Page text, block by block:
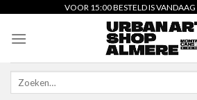
content
VOOR 15:00 BESTELD IS